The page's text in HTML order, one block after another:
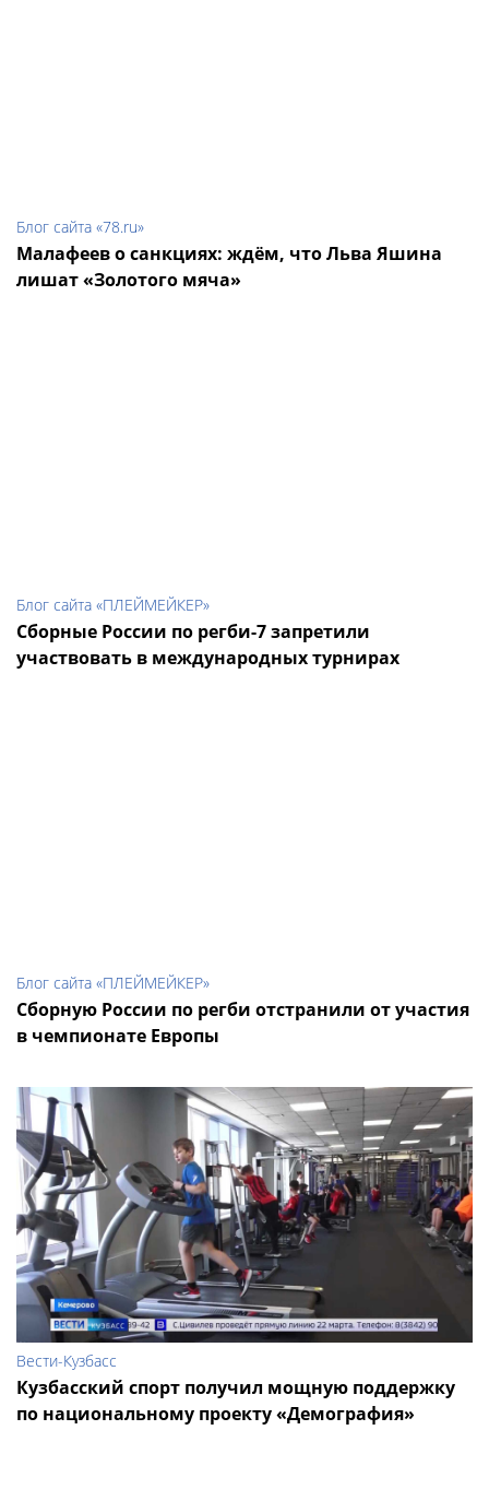
Блог сайта «78.ru»
Малафеев о санкциях: ждём, что Льва Яшина
лишат «Золотого мяча»
Блог сайта «ПЛЕЙМЕЙКЕР»
Сборные России по регби-7 запретили
участвовать в международных турнирах
Блог сайта «ПЛЕЙМЕЙКЕР»
Сборную России по регби отстранили от участия
в чемпионате Европы
Вести-Кузбасс
Кузбасский спорт получил мощную поддержку
по национальному проекту «Демография»